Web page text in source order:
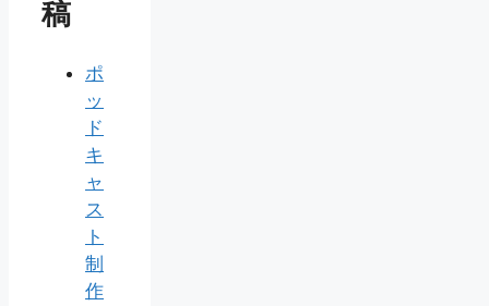
稿
ポ
ッ
ド
キ
ャ
ス
ト
制
作